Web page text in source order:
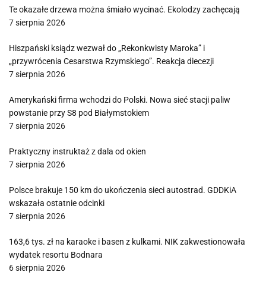
Te okazałe drzewa można śmiało wycinać. Ekolodzy zachęcają
7 sierpnia 2026
Hiszpański ksiądz wezwał do „Rekonkwisty Maroka” i
„przywrócenia Cesarstwa Rzymskiego”. Reakcja diecezji
7 sierpnia 2026
Amerykański firma wchodzi do Polski. Nowa sieć stacji paliw
powstanie przy S8 pod Białymstokiem
7 sierpnia 2026
Praktyczny instruktaż z dala od okien
7 sierpnia 2026
Polsce brakuje 150 km do ukończenia sieci autostrad. GDDKiA
wskazała ostatnie odcinki
7 sierpnia 2026
163,6 tys. zł na karaoke i basen z kulkami. NIK zakwestionowała
wydatek resortu Bodnara
6 sierpnia 2026